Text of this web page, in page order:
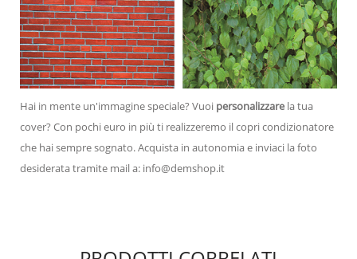
Hai in mente un'immagine speciale? Vuoi personalizzare la tua
cover? Con pochi euro in più ti realizzeremo il copri condizionatore
che hai sempre sognato. Acquista in autonomia e inviaci la foto
desiderata tramite mail a: info@demshop.it